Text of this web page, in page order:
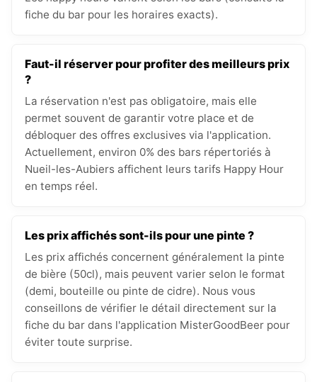
fiche du bar pour les horaires exacts).
Faut-il réserver pour profiter des meilleurs prix
?
La réservation n'est pas obligatoire, mais elle
permet souvent de garantir votre place et de
débloquer des offres exclusives via l'application.
Actuellement, environ 0% des bars répertoriés à
Nueil-les-Aubiers affichent leurs tarifs Happy Hour
en temps réel.
Les prix affichés sont-ils pour une pinte ?
Les prix affichés concernent généralement la pinte
de bière (50cl), mais peuvent varier selon le format
(demi, bouteille ou pinte de cidre). Nous vous
conseillons de vérifier le détail directement sur la
fiche du bar dans l'application MisterGoodBeer pour
éviter toute surprise.